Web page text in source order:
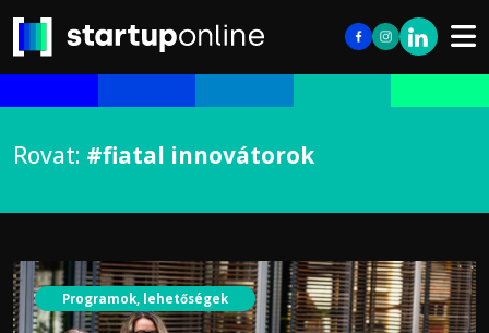
Rovat: #fiatal innovátorok
Programok, lehetőségek